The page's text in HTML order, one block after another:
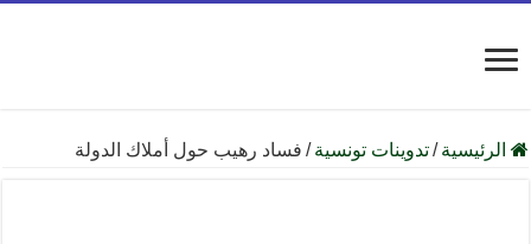
الرئيسية /تدوينات تونسية / فساد رهيب حول أملاك الدولة